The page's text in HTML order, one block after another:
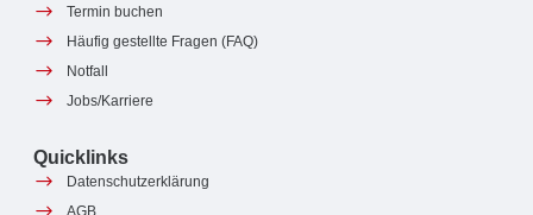
Termin buchen
Häufig gestellte Fragen (FAQ)
Notfall
Jobs/Karriere
Quicklinks
Datenschutzerklärung
AGB